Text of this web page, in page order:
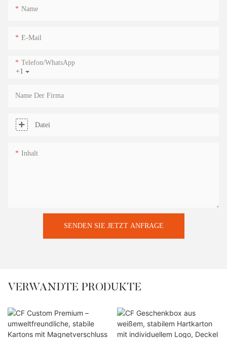
Name
E-Mail
+1
Telefon/WhatsApp
Name Der Firma
Datei
Inhalt
SENDEN SIE JETZT ANFRAGE
VERWANDTE PRODUKTE